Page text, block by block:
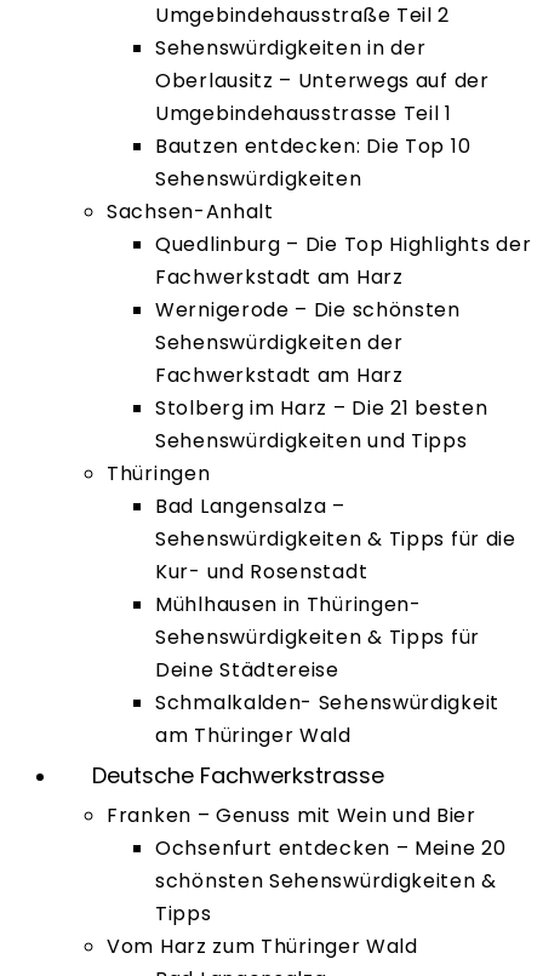
Umgebindehausstraße Teil 2
Sehenswürdigkeiten in der
Oberlausitz – Unterwegs auf der
Umgebindehausstrasse Teil 1
Bautzen entdecken: Die Top 10
Sehenswürdigkeiten
Sachsen-Anhalt
Quedlinburg – Die Top Highlights der
Fachwerkstadt am Harz
Wernigerode – Die schönsten
Sehenswürdigkeiten der
Fachwerkstadt am Harz
Stolberg im Harz – Die 21 besten
Sehenswürdigkeiten und Tipps
Thüringen
Bad Langensalza –
Sehenswürdigkeiten & Tipps für die
Kur- und Rosenstadt
Mühlhausen in Thüringen-
Sehenswürdigkeiten & Tipps für
Deine Städtereise
Schmalkalden- Sehenswürdigkeit
am Thüringer Wald
Deutsche Fachwerkstrasse
Franken – Genuss mit Wein und Bier
Ochsenfurt entdecken – Meine 20
schönsten Sehenswürdigkeiten &
Tipps
Vom Harz zum Thüringer Wald